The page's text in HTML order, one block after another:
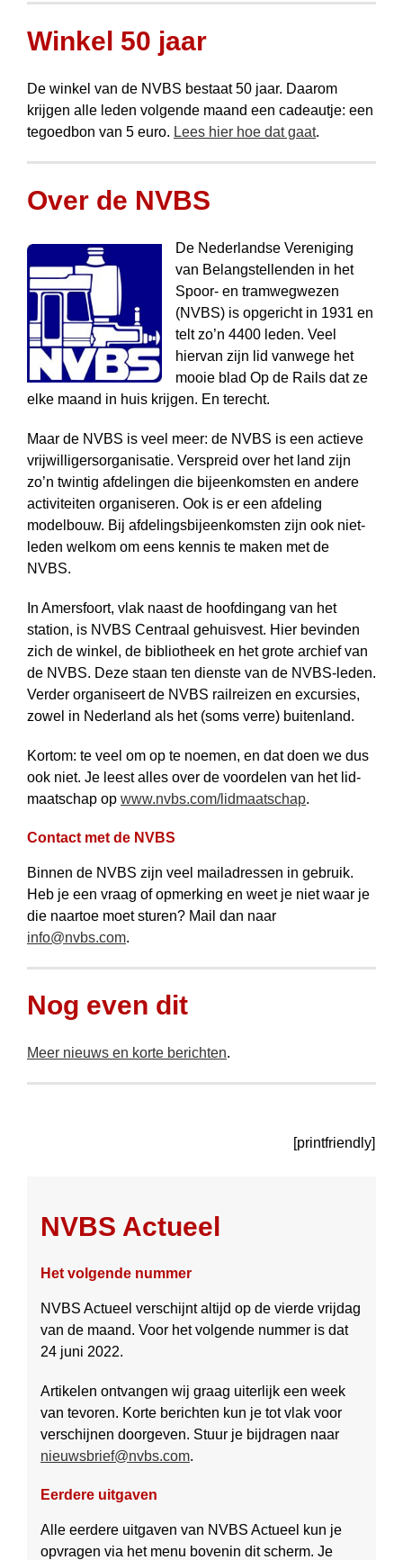
Winkel 50 jaar
De winkel van de NVBS bestaat 50 jaar. Daarom
krijgen alle leden volgende maand een cadeautje: een
tegoedbon van 5 euro. Lees hier hoe dat gaat.
Over de NVBS
De Nederlandse Vereniging
van Belangstellenden in het
Spoor- en tramwegwezen
(NVBS) is opgericht in 1931 en
telt zo’n 4400 leden. Veel
hiervan zijn lid vanwege het
mooie blad Op de Rails dat ze
elke maand in huis krijgen. En terecht.
Maar de NVBS is veel meer: de NVBS is een actieve
vrij­willigers­­organisatie. Verspreid over het land zijn
zo’n twintig afdelingen die bijeen­komsten en andere
activiteiten organiseren. Ook is er een afdeling
modelbouw. Bij afdelings­bijeen­komsten zijn ook niet-
leden welkom om eens kennis te maken met de
NVBS.
In Amersfoort, vlak naast de hoofd­ingang van het
station, is NVBS Centraal gehuis­vest. Hier bevinden
zich de winkel, de bibliotheek en het grote archief van
de NVBS. Deze staan ten dienste van de NVBS-leden.
Verder organiseert de NVBS rail­reizen en excursies,
zowel in Nederland als het (soms verre) buitenland.
Kortom: te veel om op te noemen, en dat doen we dus
ook niet. Je leest alles over de voordelen van het lid­
maat­schap op www.nvbs.com/lidmaatschap.
Contact met de NVBS
Binnen de NVBS zijn veel mail­adressen in gebruik.
Heb je een vraag of opmerking en weet je niet waar je
die naartoe moet sturen? Mail dan naar
info@nvbs.com.
Nog even dit
Meer nieuws en korte berichten.
[printfriendly]
NVBS Actueel
Het volgende nummer
NVBS Actueel verschijnt altijd op de vierde vrijdag
van de maand. Voor het volgende nummer is dat
24 juni 2022.
Artikelen ontvangen wij graag uiter­lijk een week
van tevoren. Korte berichten kun je tot vlak voor
ver­schij­nen doorgeven. Stuur je bij­dragen naar
nieuwsbrief@nvbs.com.
Eerdere uitgaven
Alle eerdere uitgaven van NVBS Actueel kun je
opvragen via het menu bovenin dit scherm. Je